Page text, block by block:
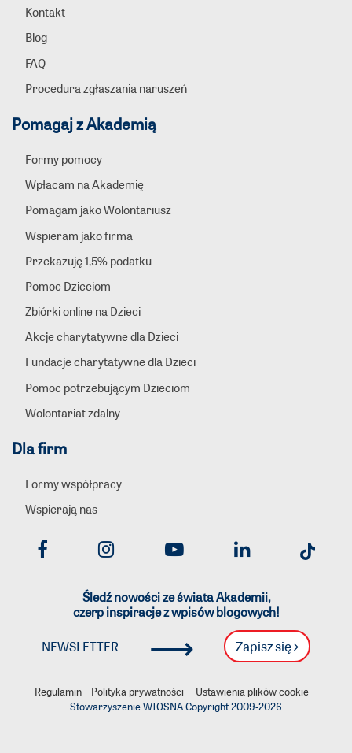
Kontakt
Blog
FAQ
Procedura zgłaszania naruszeń
Pomagaj z Akademią
Formy pomocy
Wpłacam na Akademię
Pomagam jako Wolontariusz
Wspieram jako firma
Przekazuję 1,5% podatku
Pomoc Dzieciom
Zbiórki online na Dzieci
Akcje charytatywne dla Dzieci
Fundacje charytatywne dla Dzieci
Pomoc potrzebującym Dzieciom
Wolontariat zdalny
Dla firm
Formy współpracy
Wspierają nas
Śledź nowości ze świata Akademii,
czerp inspiracje z wpisów blogowych!
NEWSLETTER ⟶ Zapisz się
Regulamin Polityka prywatności
Ustawienia plików cookie
Stowarzyszenie WIOSNA Copyright 2009-2026